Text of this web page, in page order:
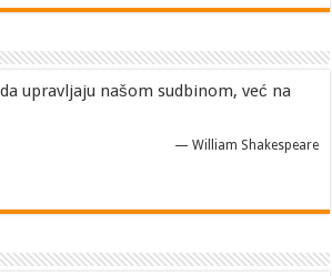
upravljaju našom sudbinom, već na
— William Shakespeare